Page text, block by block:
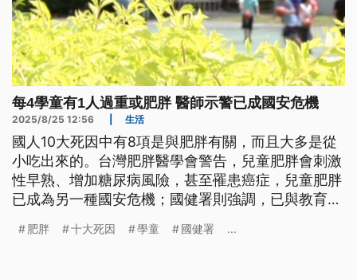
每4學童有1人過重或肥胖 醫師示警已成國安危機
2025/8/25 12:56 生活
國人10大死因中有8項是與肥胖有關，而且大多是從
小吃出來的。台灣肥胖醫學會警告，兒童肥胖會刺激
性早熟、增加糖尿病風險，甚至罹患癌症，兒童肥胖
已成為另一種國安危機；國健署則強調，已與教育部
動習慣，鼓勵學童以白開水取代含糖飲料。
肥胖 十大死因 學童 國健署 ...